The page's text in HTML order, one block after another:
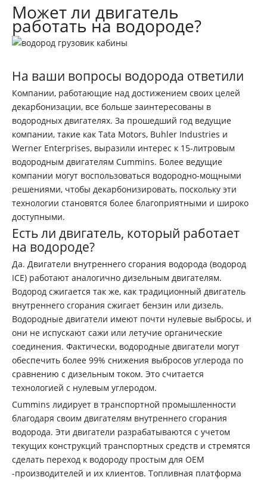
Может ли двигатель
работать на водороде?
На ваши вопросы водорода ответили
Компании, работающие над достижением своих целей
декарбонизации, все больше заинтересованы в
водородных двигателях. За прошедший год ведущие
компании, такие как Tata Motors, Buhler Industries и
Werner Enterprises, выразили интерес к 15-литровым
водородным двигателям Cummins. Более ведущие
компании могут воспользоваться водородно-мощными
решениями, чтобы декарбонизировать, поскольку эти
технологии становятся более благоприятными и широко
доступными.
Есть ли двигатель, который работает
на водороде?
Да. Двигатели внутреннего сгорания водорода (водород
ICE) работают аналогично дизельным двигателям.
Водород сжигается так же, как традиционный двигатель
внутреннего сгорания сжигает бензин или дизель.
Водородные двигатели имеют почти нулевые выбросы, и
они не испускают сажи или летучие органические
соединения. Фактически, водородные двигатели могут
обеспечить более 99% снижения выбросов углерода по
сравнению с дизельным током. Это считается
технологией с нулевым углеродом.
Cummins лидирует в транспортной промышленности
благодаря своим двигателям внутреннего сгорания
водорода. Эти двигатели разрабатываются с учетом
текущих конструкций транспортных средств и стремятся
сделать переход к водороду простым для OEM
-производителей и их клиентов. Топливная платформа